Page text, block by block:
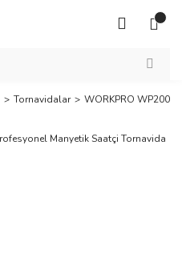
Tornavidalar WORKPRO